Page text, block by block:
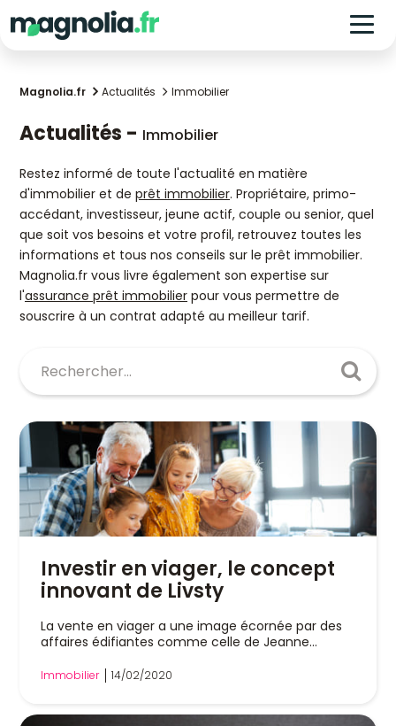
Magnolia.fr Actualités Immobilier
Actualités - Immobilier
Restez informé de toute l'actualité en matière
d'immobilier et de prêt immobilier. Propriétaire, primo-
accédant, investisseur, jeune actif, couple ou senior, quel
que soit vos besoins et votre profil, retrouvez toutes les
informations et tous nos conseils sur le prêt immobilier.
Magnolia.fr vous livre également son expertise sur
l'assurance prêt immobilier pour vous permettre de
souscrire à un contrat adapté au meilleur tarif.
Investir en viager, le concept
innovant de Livsty
La vente en viager a une image écornée par des
affaires édifiantes comme celle de Jeanne
Immobilier 14/02/2020